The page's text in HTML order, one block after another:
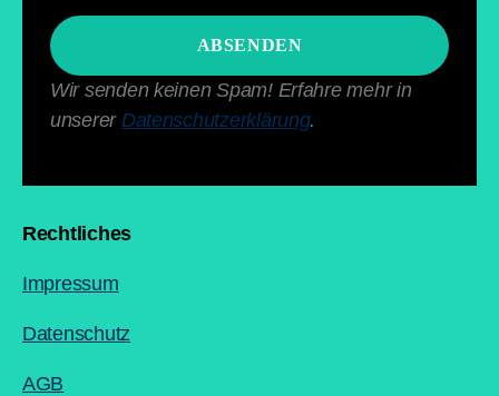
Wir senden keinen Spam! Erfahre mehr in
unserer Datenschutzerklärung.
Rechtliches
Impressum
Datenschutz
AGB